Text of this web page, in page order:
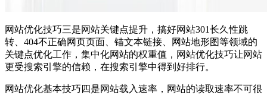
网站优化技巧三是网站关键点提升，搞好网站301长久性跳
转、404不正确网页页面、锚文本链接、网站地形图等领域的
关键点优化工作，集中化网站的权重值，网站优化技巧让网站
更受搜索引擎的信赖，在搜索引擎中得到好排行。
网站优化基本技巧四是网站载入速率，网站的读取速率不可很